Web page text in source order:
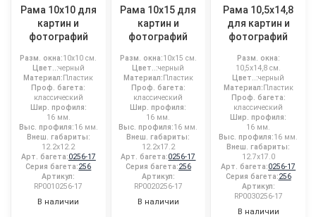
Рама 10x10 для
картин и
фотографий
Разм. окна:10x10 см.
Цвет..:черный
Материал:Пластик
Проф. багета:
классический
Шир. профиля:
16 мм.
Выс. профиля:16 мм.
Внеш. габариты:
12.2x12.2
Арт. багета:0256-17
Серия багета:256
Артикул:
RP0010256-17
В наличии
Рама 10x15 для
картин и
фотографий
Разм. окна:10x15 см.
Цвет..:черный
Материал:Пластик
Проф. багета:
классический
Шир. профиля:
16 мм.
Выс. профиля:16 мм.
Внеш. габариты:
12.2x17.2
Арт. багета:0256-17
Серия багета:256
Артикул:
RP0020256-17
В наличии
Рама 10,5x14,8
для картин и
фотографий
Разм. окна:
10,5x14,8 см.
Цвет..:черный
Материал:Пластик
Проф. багета:
классический
Шир. профиля:
16 мм.
Выс. профиля:16 мм.
Внеш. габариты:
12.7x17.0
Арт. багета:0256-17
Серия багета:256
Артикул:
RP0030256-17
В наличии